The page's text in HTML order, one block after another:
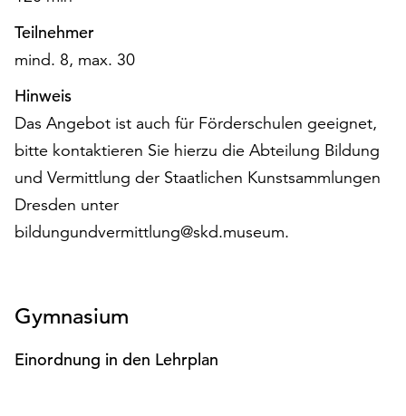
Datenschutzerklärung
oder
Impressum
.
Teilnehmer
mind. 8, max. 30
Hinweis
Das Angebot ist auch für Förderschulen geeignet,
bitte kontaktieren Sie hierzu die Abteilung Bildung
und Vermittlung der Staatlichen Kunstsammlungen
Dresden unter
bildungundvermittlung@skd.museum.
Gymnasium
Einordnung in den Lehrplan